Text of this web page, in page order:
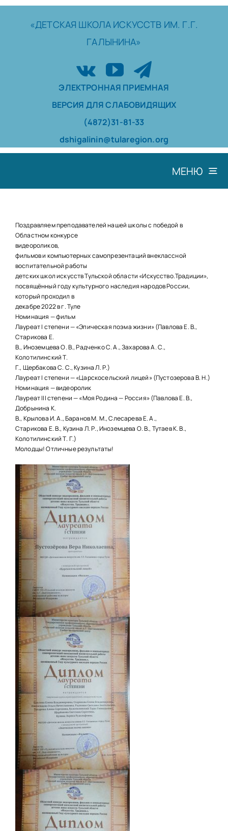
Skip
«ДЕТСКАЯ ШКОЛА ИСКУССТВ ИМ. Г.Г.
ГАЛЫНИНА»
ЭЛЕКТРОННАЯ ПРИЕМНАЯ
ВЕРСИЯ ДЛЯ СЛАБОВИДЯЩИХ
(4872)31-81-33
dshigalinin@tularegion.org
МЕНЮ
НАШИ ПРОЕКТЫ
О ПРИЕМЕ
ОБУЧАЮЩИМСЯ
СВЕДЕНИЯ ОБ ОО
Поздравляем преподавателей нашей школы с победой в
Областном конкурсе
видеороликов,
фильмов и компьютерных самопрезентаций внеклассной
воспитательной работы
детских школ искусств Тульской области «Искусство.Традиции»,
посвящённый году культурного наследия народов России,
который проходил в
декабре 2022 в г. Туле
Номинация — фильм
Лауреат I степени — «Эпическая поэма жизни» (Павлова Е. В.,
Старикова Е.
В., Иноземцева О. В., Радченко С. А., Захарова А. С.,
Колотилинский Т.
Г., Щербакова С. С., Кузина Л. Р.)
Лауреат I степени — «Царскосельский лицей» (Пустозерова В. Н.)
Номинация — видеоролик
Лауреат III степени — «Моя Родина — Россия» (Павлова Е. В.,
Добрынина К.
В., Крылова И. А., Баранов М. М., Слесарева Е. А.,
Старикова Е. В., Кузина Л. Р., Иноземцева О. В., Тутаев К. В.,
Колотилинский Т. Г.)
Молодцы! Отличные результаты!